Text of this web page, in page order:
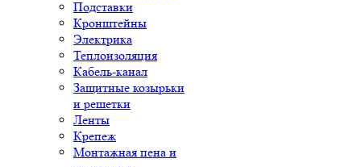
Подставки
Кронштейны
Электрика
Теплоизоляция
Кабель-канал
Защитные козырьки
и решетки
Ленты
Крепеж
Монтажная пена и